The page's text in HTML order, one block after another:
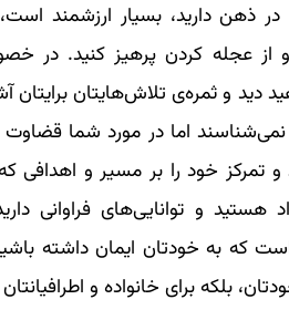
دارید، بسیار ارزشمند است،
عجله کردن پرهیز کنید. در
دید و ثمره‌ی تلاش‌هایتان
اما در مورد شما
خود را بر مسیر و اهدافی که
و توانایی‌های فراوانی
که به خودتان ایمان داشته
بلکه برای خانواده و